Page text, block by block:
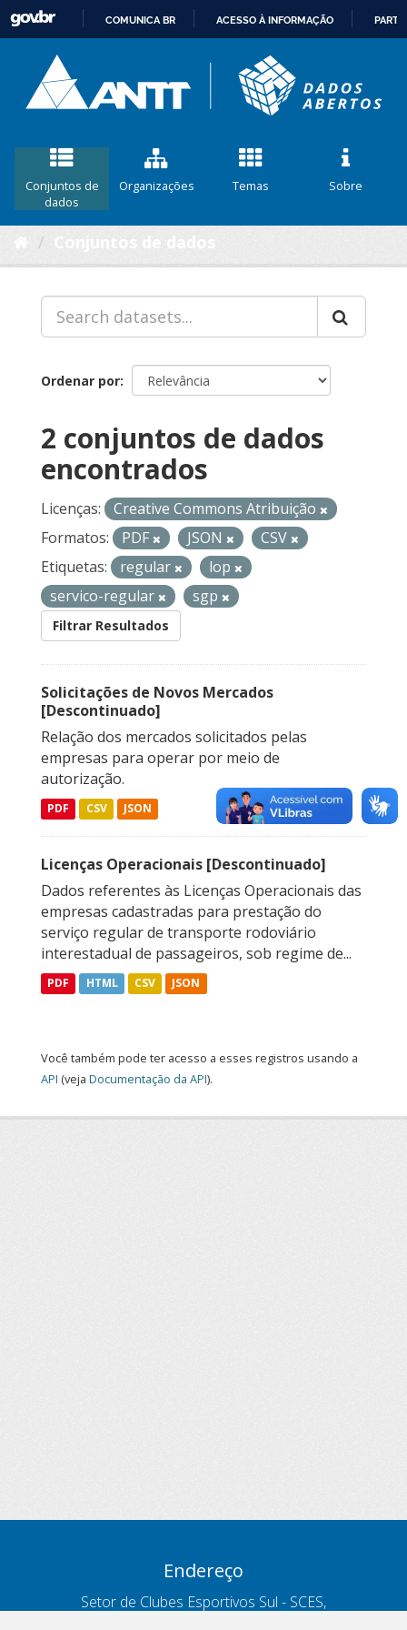
CONTEÚDO
COMUNICA BR ACESSO À INFORMAÇÃO
Conjuntos de
dados
Organizações Temas Sobre
Ordenar por
2 conjuntos de dados
encontrados
Licenças:
Creative Commons Atribuição
Formatos:
PDF JSON
CSV
Etiquetas:
regular
lop
servico-regular
sgp
Filtrar Resultados
Solicitações de Novos Mercados
[Descontinuado]
Relação dos mercados solicitados pelas
empresas para operar por meio de
autorização.
PDF CSV JSON
Licenças Operacionais [Descontinuado]
Dados referentes às Licenças Operacionais das
empresas cadastradas para prestação do
serviço regular de transporte rodoviário
interestadual de passageiros, sob regime de...
PDF HTML CSV JSON
Você também pode ter acesso a esses registros usando a
API (veja Documentação da API).
Endereço
Setor de Clubes Esportivos Sul - SCES,